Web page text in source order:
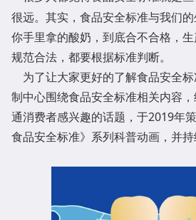
很远。其实，食品安全标准与我们
你手里拿的酸奶，到底合不合格，
规范合法，都要根据标准判断。
为了让大家更好的了解食品安全
制中心围绕食品安全标准相关内容
通消费者感兴趣的话题，于2019年
食品安全标准》系列科普动画，并